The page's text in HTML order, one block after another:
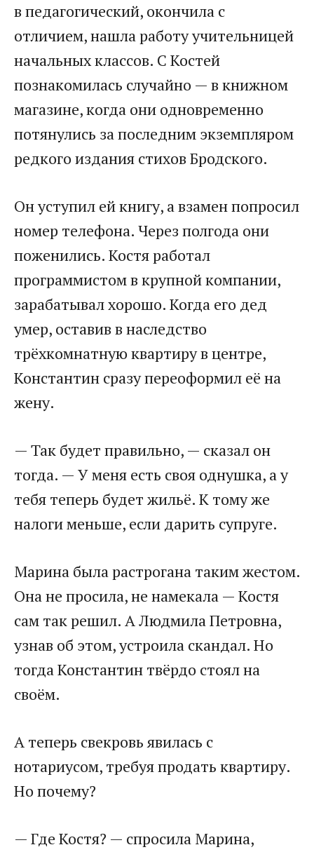
в педагогический, окончила с
отличием, нашла работу учительницей
начальных классов. С Костей
познакомилась случайно — в книжном
магазине, когда они одновременно
потянулись за последним экземпляром
редкого издания стихов Бродского.
Он уступил ей книгу, а взамен попросил
номер телефона. Через полгода они
поженились. Костя работал
программистом в крупной компании,
зарабатывал хорошо. Когда его дед
умер, оставив в наследство
трёхкомнатную квартиру в центре,
Константин сразу переоформил её на
жену.
— Так будет правильно, — сказал он
тогда. — У меня есть своя однушка, а у
тебя теперь будет жильё. К тому же
налоги меньше, если дарить супруге.
Марина была растрогана таким жестом.
Она не просила, не намекала — Костя
сам так решил. А Людмила Петровна,
узнав об этом, устроила скандал. Но
тогда Константин твёрдо стоял на
своём.
А теперь свекровь явилась с
нотариусом, требуя продать квартиру.
Но почему?
— Где Костя? — спросила Марина,